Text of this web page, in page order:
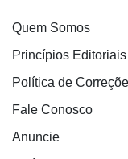
Quem Somos
Princípios Editoriais
Política de
Fale Conosco
Anuncie